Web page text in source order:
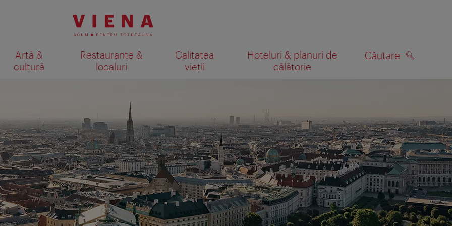
Artă &
cultură
Restaurante &
localuri
Calitatea
vieții
Hoteluri & planuri de
călătorie
Căutare